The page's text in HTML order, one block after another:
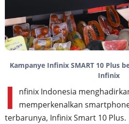
Kampanye Infinix SMART 10 Plus
Infinix
I
nfinix Indonesia
memperkenalkan
terbarunya, Infinix Smart 10 Plus.